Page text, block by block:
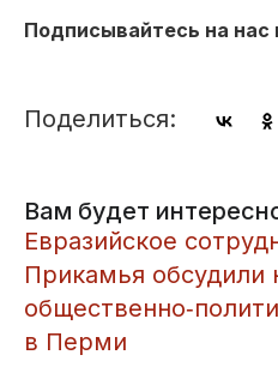
Подписывайтесь на нас
Поделиться:
Вам будет
Евразийское
Прикамья обсудили
в Перми